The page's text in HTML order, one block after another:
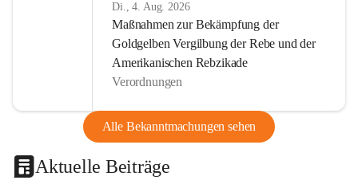
Di., 4. Aug. 2026
Maßnahmen zur Bekämpfung der
Goldgelben Vergilbung der Rebe und der
Amerikanischen Rebzikade
Verordnungen
Alle Bekanntmachungen sehen
Aktuelle Beiträge